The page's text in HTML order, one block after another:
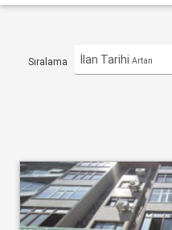
Sıralama İlan Tarihi Artan